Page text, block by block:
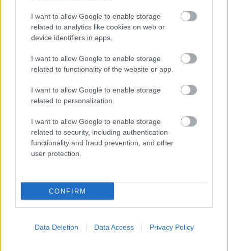
I want to allow Google to enable storage
related to analytics like cookies on web or
device identifiers in apps.
I want to allow Google to enable storage
related to functionality of the website or app.
I want to allow Google to enable storage
related to personalization.
I want to allow Google to enable storage
related to security, including authentication
functionality and fraud prevention, and other
user protection.
CONFIRM
Data Deletion Data Access Privacy Policy
Αδ. Γεωργιάδης στη Ρόδο: ''Σε ενάμιση χρόνο, το
για την αντιμετώπιση των σοβαρών ελλείψεων
προσωπικού
Προσθέστε το iatronet.gr στο Discover
ΔΙΑΒΑΣΤΕ ΑΚΟΜΑ
Σημάδια διπολικής
διαταραχής